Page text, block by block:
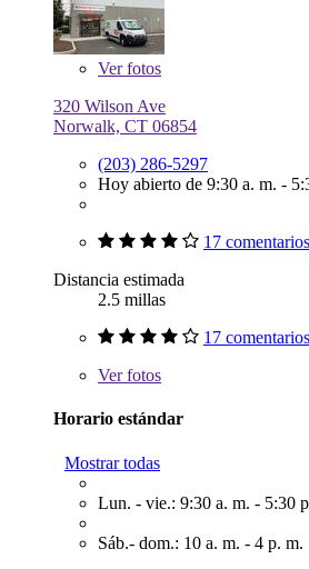
Verfotos
320 Wilson Ave
Norwalk, CT 06854
(203) 286-5297
Hoy abierto de 9:30 a. m. -
17 comentarios
Distancia estimada
2.5 millas
17 comentarios
Verfotos
Horario estándar
Mostrar todas
Lun. - vie.: 9:30 a. m. - 5:30
Sáb.- dom.: 10 a. m. - 4 p. m.